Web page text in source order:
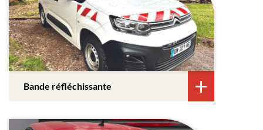
Bande réfléchissante